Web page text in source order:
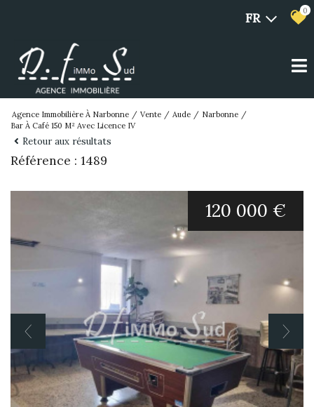
FR 0
Agence Immobilière À Narbonne Vente Aude
Narbonne
Bar À Café 150 M² Avec Licence IV
Retour aux résultats
Référence : 1489
120 000 €